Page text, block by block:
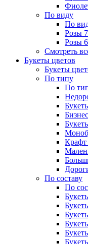
По виду
По
Розы
Розы
Смотреть
Букеты цветов
Букеты
По типу
По
Крафт
По составу
По